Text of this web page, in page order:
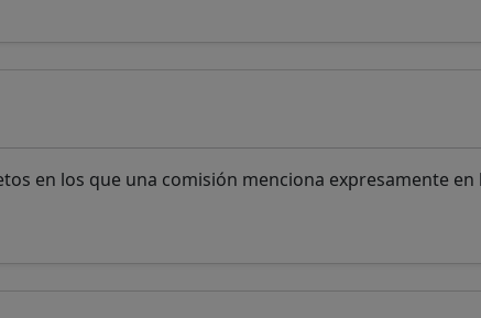
en los que una comisión menciona expresamente en